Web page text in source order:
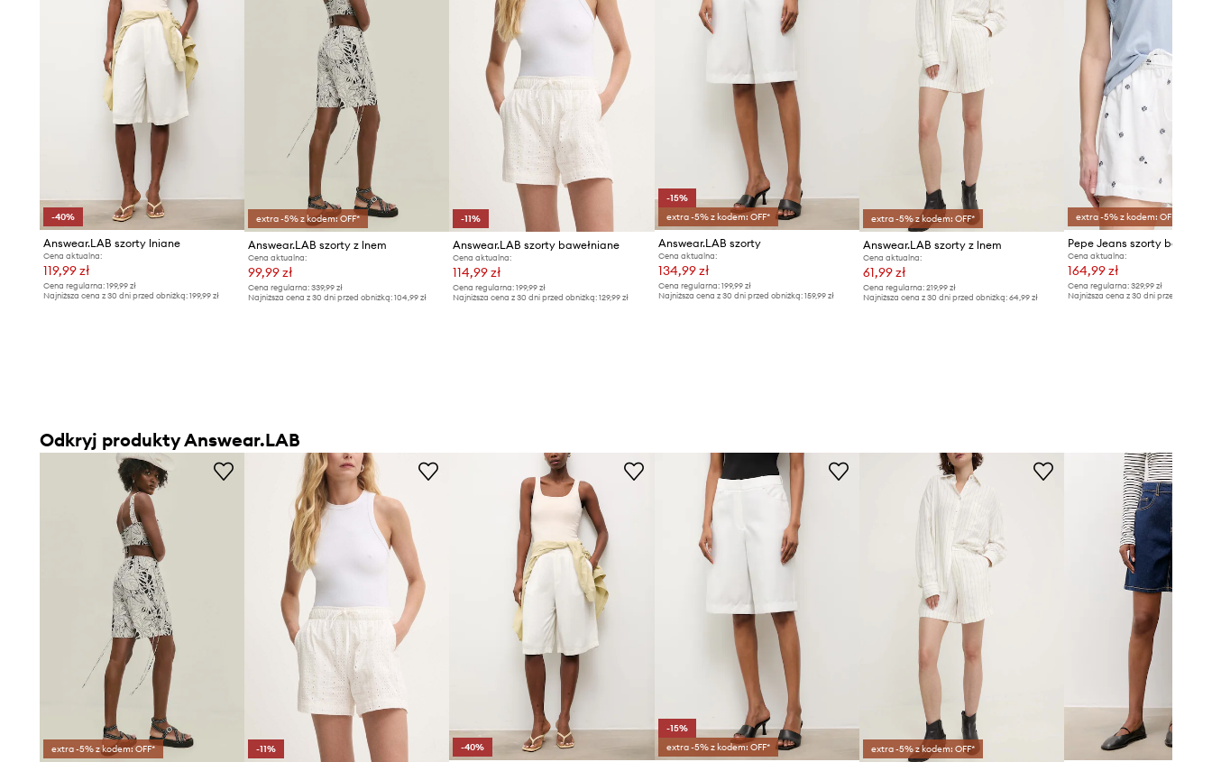
-40%
Answear.LAB szorty lniane
Cena aktualna:
119,99 zł
Cena regularna: 199,99 zł
Najniższa cena z 30 dni przed obniżką: 199,99 zł
extra -5% z kodem: OFF*
Answear.LAB szorty z lnem
Cena aktualna:
99,99 zł
Cena regularna:339,99 zł
Najniższa cena z 30 dni przed obniżką:104,99 zł
-11%
Answear.LAB szorty bawełniane
Cena aktualna:
114,99 zł
Cena regularna: 199,99 zł
Najniższa cena z 30 dni przed obniżką: 129,99 zł
-15%
extra -5% z kodem: OFF*
Answear.LAB szorty
Cena aktualna:
134,99 zł
Cena regularna: 199,99 zł
Najniższa cena z 30 dni przed obniżką: 159,99 zł
extra -5% z kodem: OFF*
Answear.LAB szorty z lnem
Cena aktualna:
61,99 zł
Cena regularna:219,99 zł
Najniższa cena z 30 dni przed obniżką:64,99 zł
extra -5% z kodem: OFF*
Pepe Jeans szorty
Cena aktualna:
164,99 zł
Cena regularna: 329,99 zł
Najniższa cena z 30 dni przed obniżką:
Odkryj produkty Answear.LAB
extra -5% z kodem: OFF* -11% -40%
-15%
extra -5% z kodem: OFF*
extra -5% z kodem: OFF*